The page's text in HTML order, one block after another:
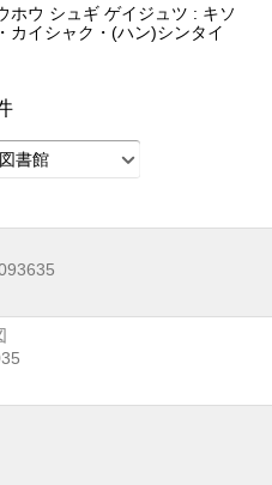
ホウ シュギ ゲイジュツ : キソ
カイシャク・(ハン)シンタイ
書館